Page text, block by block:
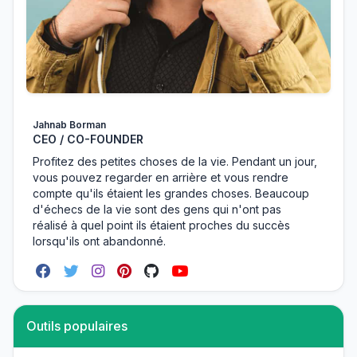
Jahnab Borman
CEO / CO-FOUNDER
Profitez des petites choses de la vie. Pendant un jour,
vous pouvez regarder en arrière et vous rendre
compte qu'ils étaient les grandes choses. Beaucoup
d'échecs de la vie sont des gens qui n'ont pas
réalisé à quel point ils étaient proches du succès
lorsqu'ils ont abandonné.
Outils populaires